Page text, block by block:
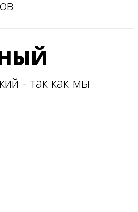
- так как мы